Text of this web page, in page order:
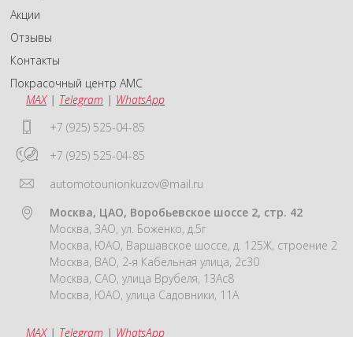
Акции
Отзывы
Контакты
Покрасочный центр АМС
MAX| Telegram | WhatsApp
+7 (925) 525-04-85
+7 (925) 525-04-85
automotounionkuzov@mail.ru
Москва, ЦАО, Воробьевское шоссе 2, стр. 42
Москва, ЗАО, ул. Боженко, д.5г
Москва, ЮАО, Варшавское шоссе, д. 125Ж, строение 2
Москва, ВАО, 2-я Кабельная улица, 2с30
Москва, САО, улица Врубеля, 13Ас8
Москва, ЮАО, улица Садовники, 11А
MAX| Telegram | WhatsApp